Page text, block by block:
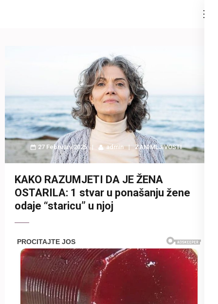
27 February 2025 admin ZANIMLJIVOSTI
KAKO RAZUMJETI DA JE ŽENA
OSTARILA: 1 stvar u ponašanju žene
odaje “staricu” u njoj